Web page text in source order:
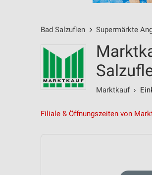
Bad Salzuflen Supermärkte
Marktkauf›
Filiale & Öffnungszeiten von